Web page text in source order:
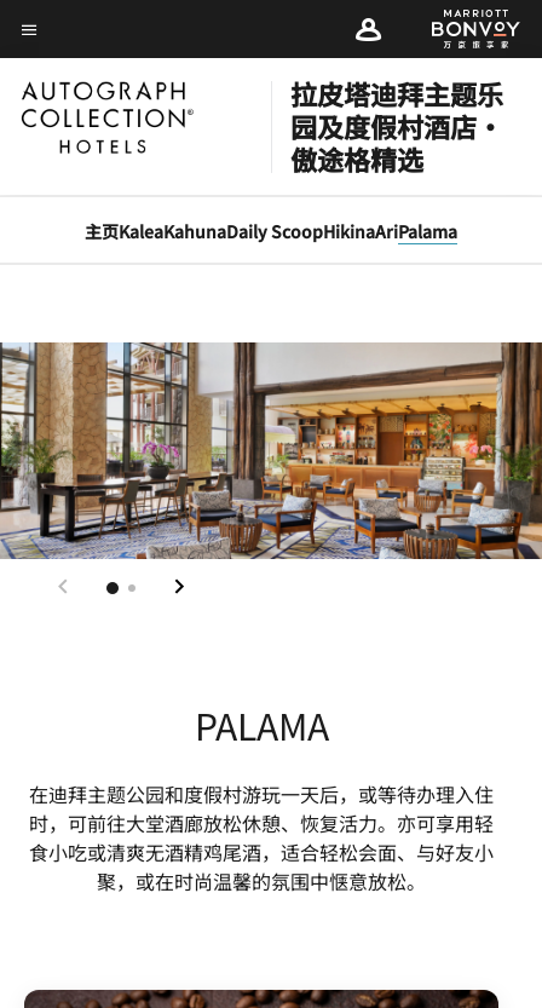
content
Skip
to
main
content
菜单文本
拉皮塔迪拜主题乐
园及度假村酒店·
傲途格精选
主页KaleaKahunaDaily ScoopHikinaAriPalama
PALAMA
在迪拜主题公园和度假村游玩一天后，或等待办理入住
时，可前往大堂酒廊放松休憩、恢复活力。亦可享用轻
食小吃或清爽无酒精鸡尾酒，适合轻松会面、与好友小
聚，或在时尚温馨的氛围中惬意放松。